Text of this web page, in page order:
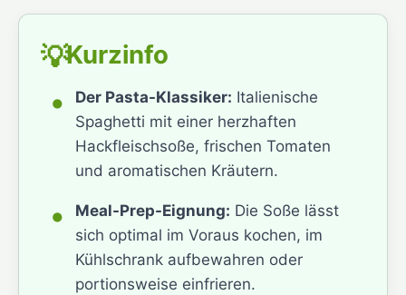
💡Kurzinfo
• Der Pasta-Klassiker: Italienische
Spaghetti mit einer herzhaften
Hackfleischsoße, frischen Tomaten
und aromatischen Kräutern.
• Meal-Prep-Eignung: Die Soße lässt
sich optimal im Voraus kochen, im
Kühlschrank aufbewahren oder
portionsweise einfrieren.